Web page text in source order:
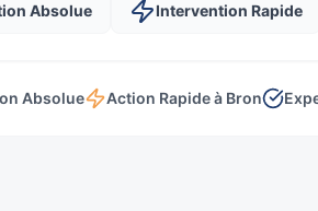
Absolue Intervention Rapide
Absolue Action Rapide à Bron